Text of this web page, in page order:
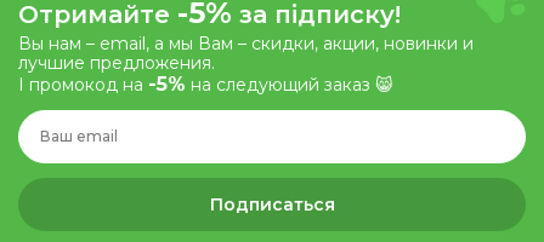
Отримайте -5% за підписку!
Вы нам – email, а мы Вам – скидки, акции, новинки и
лучшие предложения.
І промокод на -5% на следующий заказ 😸
Подписаться